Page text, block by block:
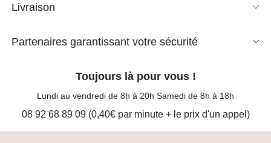
Livraison
Partenaires garantissant votre sécurité
Toujours là pour vous !
Lundi au vendredi de 8h à 20h Samedi de 8h à 18h
08 92 68 89 09 (0,40€ par minute + le prix d'un appel)